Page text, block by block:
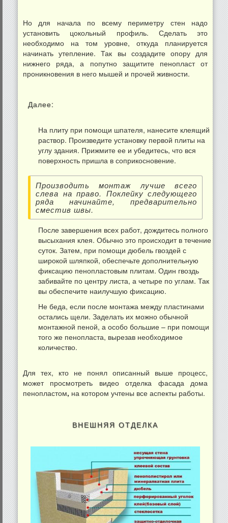
Но для начала по всему периметру стен надо
установить цокольный профиль. Сделать это
необходимо на том уровне, откуда планируется
начинать утепление. Так вы создадите опору для
нижнего ряда, а попутно защитите пенопласт от
проникновения в него мышей и прочей живности.
Далее:
На плиту при помощи шпателя, нанесите клеящий
раствор. Произведите установку первой плиты на
углу здания. Прижмите ее и убедитесь, что вся
поверхность пришла в соприкосновение.
Производить монтаж лучше всего
слева на право. Поклейку следующего
ряда начинайте, предварительно
сместив швы.
После завершения всех работ, дождитесь полного
высыхания клея. Обычно это происходит в течение
суток. Затем, при помощи дюбель гвоздей с
широкой шляпкой, обеспечьте дополнительную
фиксацию пенопластовым плитам. Один гвоздь
забивайте по центру листа, а четыре по углам. Так
вы обеспечите наилучшую фиксацию.
Не беда, если после монтажа между пластинами
остались щели. Заделать их можно обычной
монтажной пеной, а особо большие – при помощи
того же пенопласта, вырезав необходимое
количество.
Для тех, кто не понял описанный выше процесс,
может просмотреть видео отделка фасада дома
пенопластом, на котором учтены все аспекты работы.
ВНЕШНЯЯ ОТДЕЛКА